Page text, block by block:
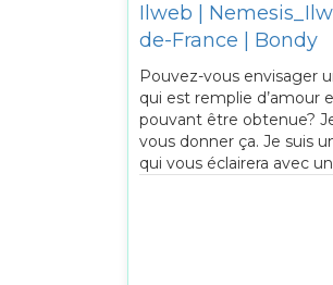
Ilweb |
de-France | Bondy
Pouvez-vous envisager
qui est remplie d’amour
pouvant être obtenue?
vous donner ça. Je suis
qui vous éclairera avec